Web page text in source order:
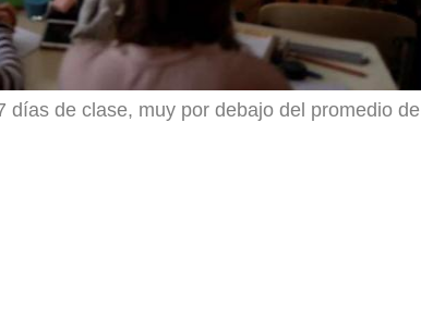
de clase, muy por debajo del promedio de